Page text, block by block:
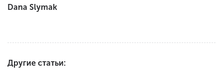
Dana Slymak
Другие статьи: